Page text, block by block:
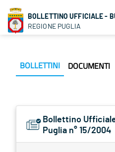
BOLLETTINO UFFICIALE -
REGIONE PUGLIA
BOLLETTINI DOCUMENTI
Bollettino
Puglia n° 15/2004